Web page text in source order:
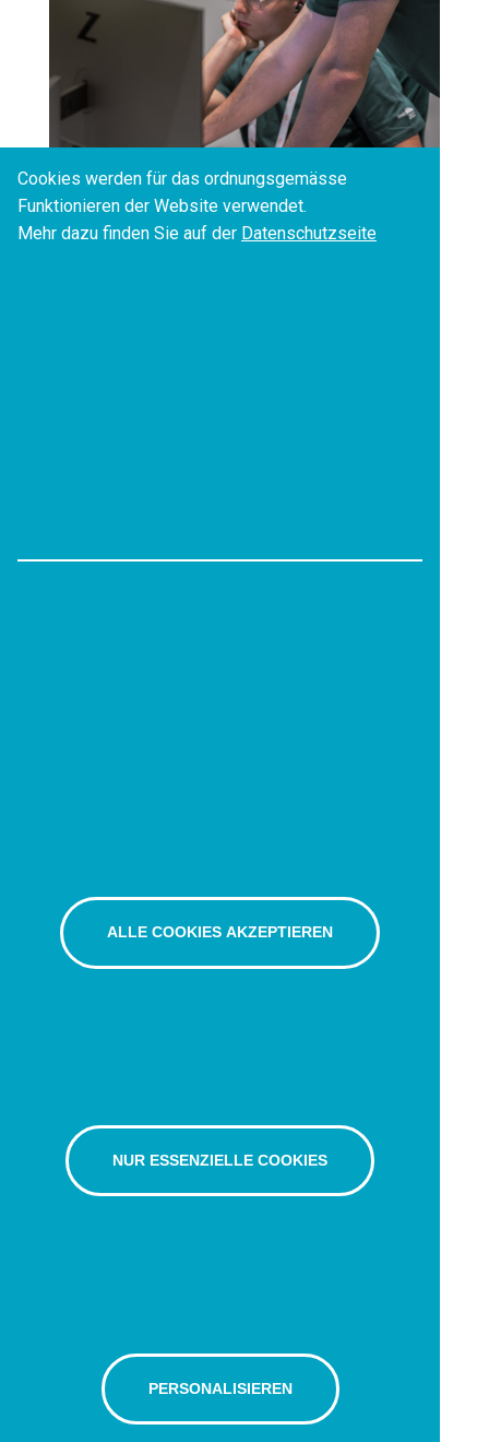
Cookies werden für das ordnungsgemässe
Funktionieren der Website verwendet.
Mehr dazu finden Sie auf der Datenschutzseite
ALLE COOKIES AKZEPTIEREN
NUR ESSENZIELLE COOKIES
PERSONALISIEREN